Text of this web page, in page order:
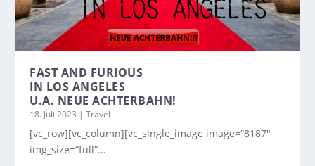
FAST AND FURIOUS
IN LOS ANGELES
U.A. NEUE ACHTERBAHN!
18. Juli 2023 |Travel
[vc_row][vc_column][vc_single_image image=“8187″
img_size=“full“...